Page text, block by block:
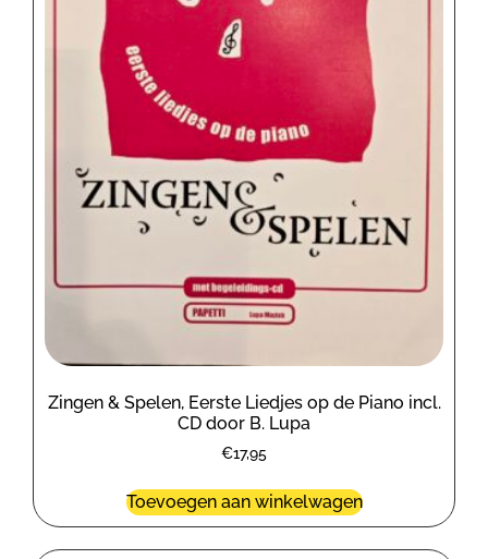
Zingen & Spelen, Eerste Liedjes op de Piano incl.
CD door B. Lupa
€17,95
Toevoegen aan winkelwagen